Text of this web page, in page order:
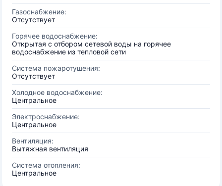
Газоснабжение:
Отсутствует
Горячее водоснабжение:
Открытая с отбором сетевой воды на горячее
водоснабжение из тепловой сети
Система пожаротушения:
Отсутствует
Холодное водоснабжение:
Центральное
Электроснабжение:
Центральное
Вентиляция:
Вытяжная вентиляция
Система отопления:
Центральное